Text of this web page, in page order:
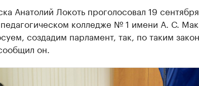
Анатолий Локоть проголосовал 19
колледже № 1 имени А. С.
создадим парламент, так, по таким
он.